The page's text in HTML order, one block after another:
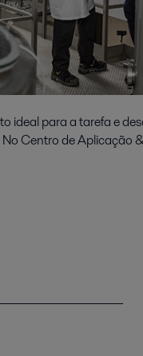
ideal para a tarefa e
Centro de Aplicação